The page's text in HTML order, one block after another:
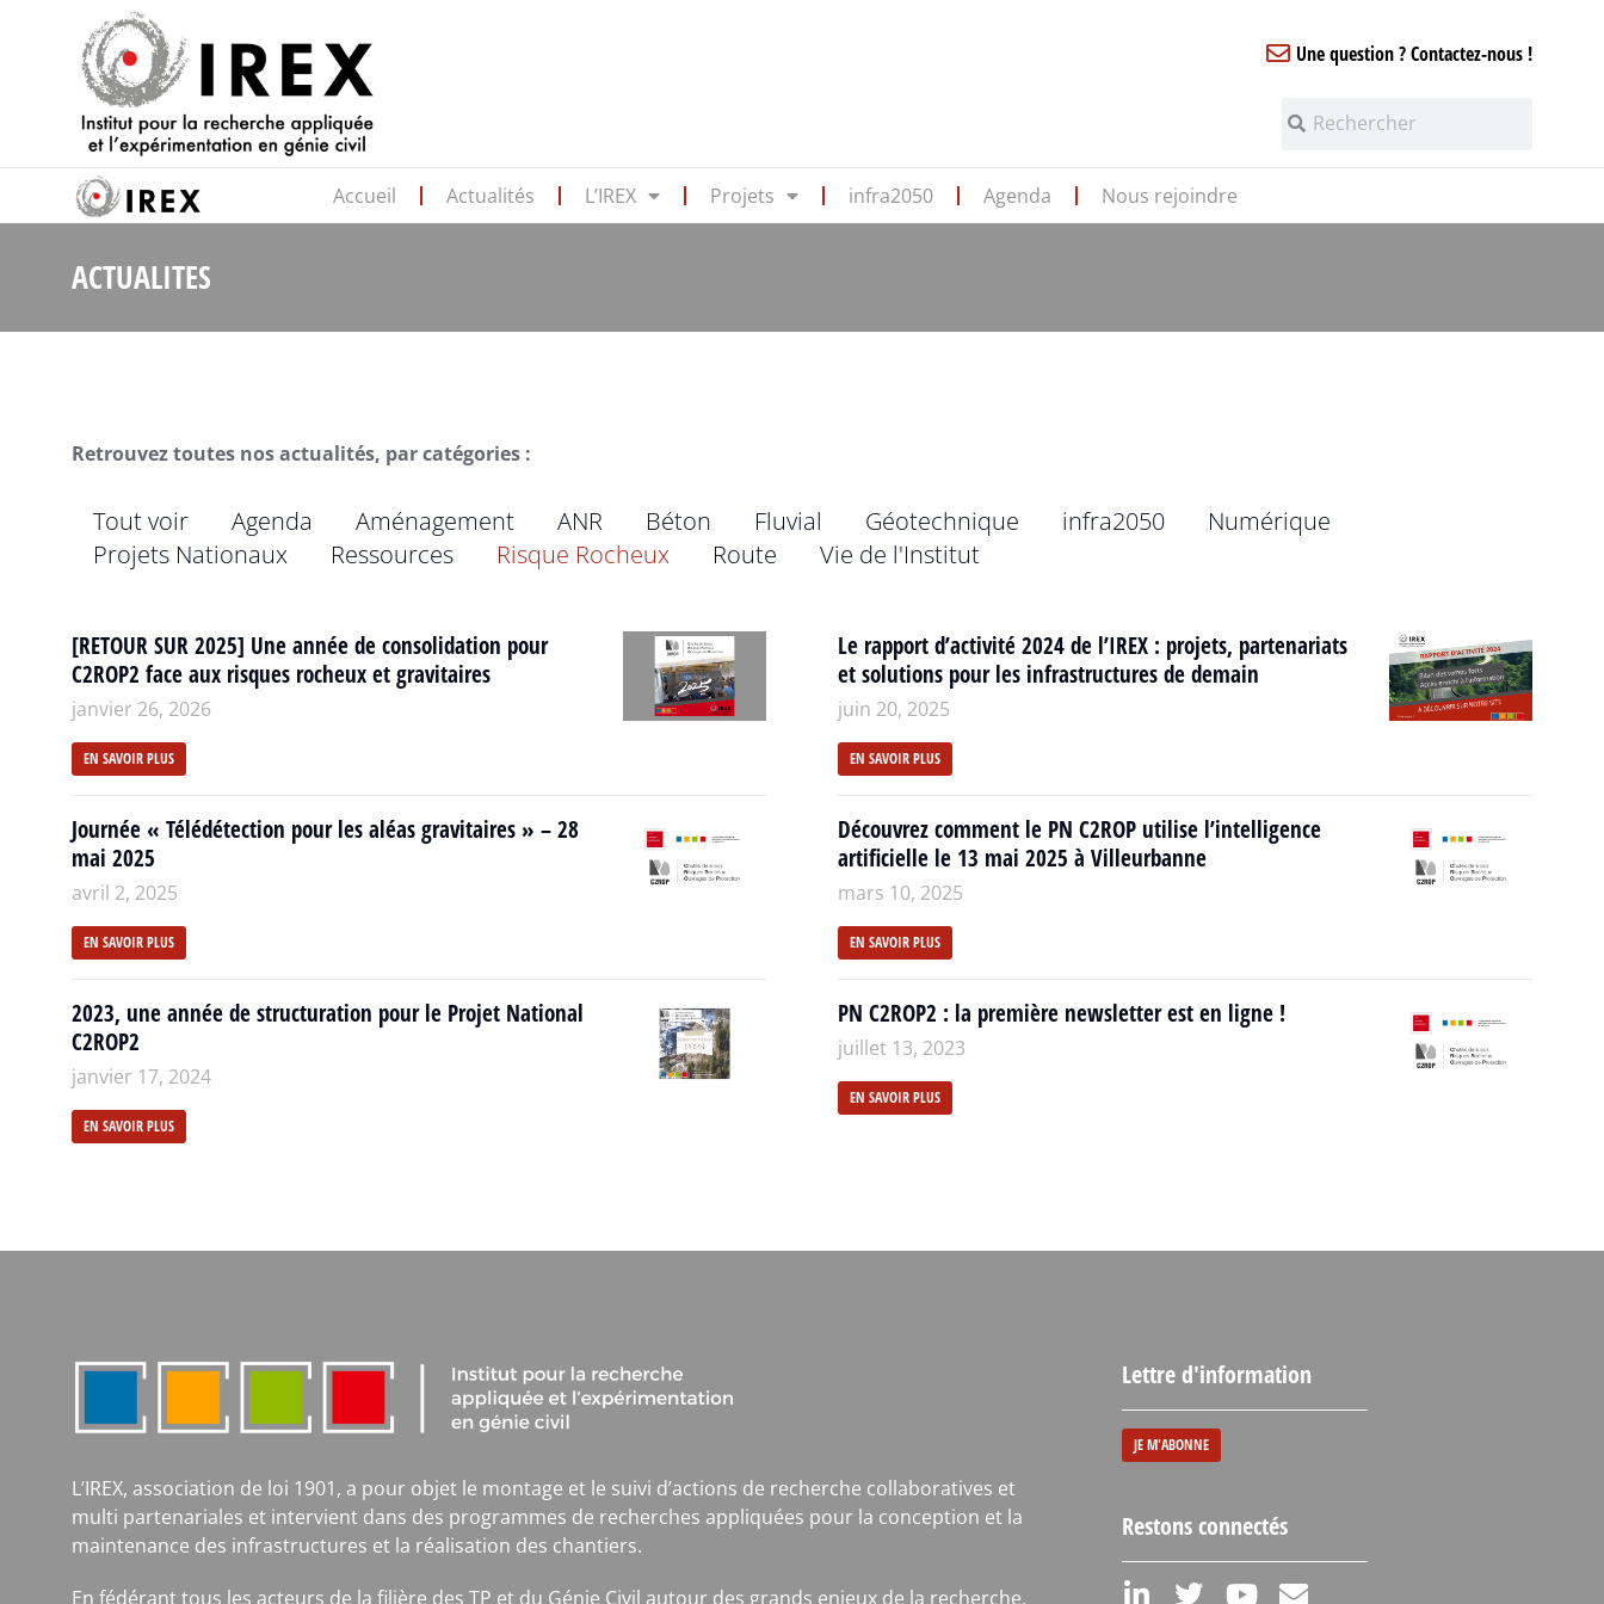
Une question ? Contactez-nous !
Accueil Actualités L’IREX Projets infra2050 Agenda Nous rejoindre
ACTUALITES
Retrouvez toutes nos actualités, par catégories :
Tout voir Agenda Aménagement ANR Béton Fluvial Géotechnique infra2050
Numérique
Projets Nationaux
Ressources Risque Rocheux Route Vie de l'Institut
[RETOUR SUR 2025] Une année de consolidation pour
C2ROP2 face aux risques rocheux et gravitaires
janvier 26, 2026
EN SAVOIR PLUS
Le rapport d’activité 2024 de l’IREX : projets, partenariats
et solutions pour les infrastructures de demain
juin 20, 2025
EN SAVOIR PLUS
Journée « Télédétection pour les aléas gravitaires » – 28
mai 2025
avril 2, 2025
EN SAVOIR PLUS
Découvrez comment le PN C2ROP utilise l’intelligence
artificielle le 13 mai 2025 à Villeurbanne
mars 10, 2025
EN SAVOIR PLUS
2023, une année de structuration pour le Projet National
C2ROP2
janvier 17, 2024
EN SAVOIR PLUS
PN C2ROP2 : la première newsletter est en ligne !
juillet 13, 2023
EN SAVOIR PLUS
L’IREX, association de loi 1901, a pour objet le montage et le suivi d’actions de recherche collaboratives et
multi partenariales et intervient dans des programmes de recherches appliquées pour la conception et la
maintenance des infrastructures et la réalisation des chantiers.
En fédérant tous les acteurs de la filière des TP et du Génie Civil autour des grands enjeux de la recherche,
Lettre d'information
JE M'ABONNE
Restons connectés